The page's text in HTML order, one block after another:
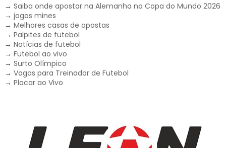
→ Saiba onde apostar na Alemanha na Copa do Mundo 2026
→ jogos mines
→ Melhores casas de apostas
→ Palpites de futebol
→ Notícias de futebol
→ Futebol ao vivo
→ Surto Olímpico
→ Vagas para Treinador de Futebol
→ Placar ao Vivo